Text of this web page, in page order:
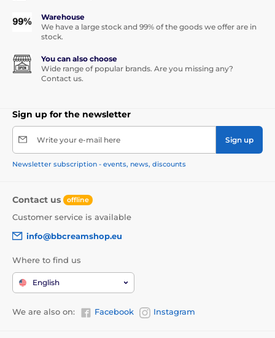
Warehouse
We have a large stock and 99% of the goods we offer are in
stock.
You can also choose
Wide range of popular brands. Are you missing any?
Contact us.
Sign up for the newsletter
Write your e-mail here Sign up
Newsletter subscription - events, news, discounts
Contact us offline
Customer service is available
info@bbcreamshop.eu
Where to find us
English
We are also on: Facebook Instagram